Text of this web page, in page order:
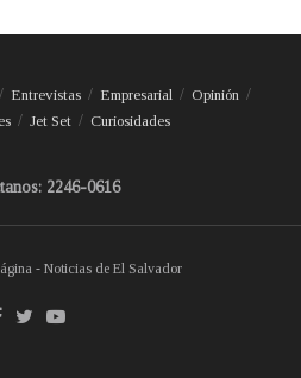
Entrevistas Empresarial
Opinión
Jet Set Curiosidades
2246-0616
- Noticias de El Salvador